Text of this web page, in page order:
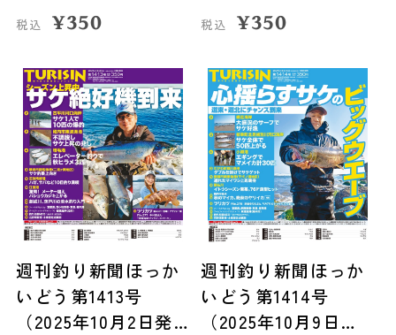
税込 ¥350 税込 ¥350
週刊釣り新聞ほっか
いどう第1413号
（2025年10月2日発
週刊釣り新聞ほっか
いどう第1414号
（2025年10月9日発